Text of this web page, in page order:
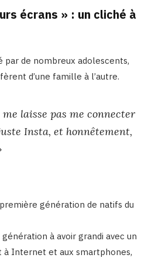
écrans » : un cliché à
par de nombreux adolescents,
d’une famille à l’autre.
laisse pas me connecter
Insta, et honnêtement,
génération de natifs du
à avoir grandi avec un
à Internet et aux smartphones,